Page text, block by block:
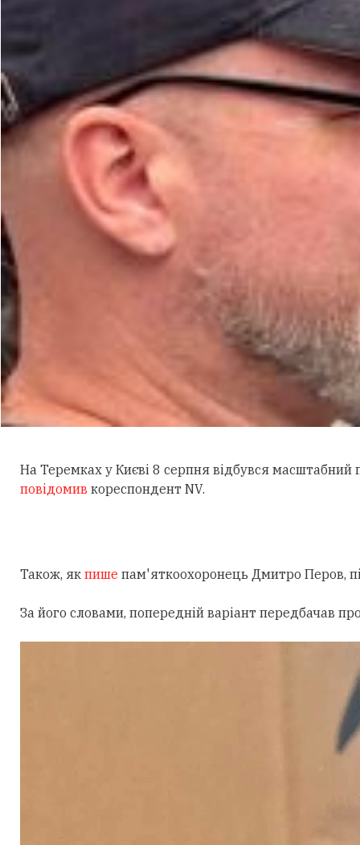
На Теремках у Києві 8 серпня відбувся масштабний
повідомив кореспондент NV.
Також, як пише пам'яткоохоронець Дмитро Перов,
За його словами, попередній варіант передбачав